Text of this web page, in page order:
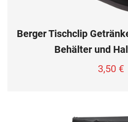
Berger Tischclip
Behälter und
3,50 €